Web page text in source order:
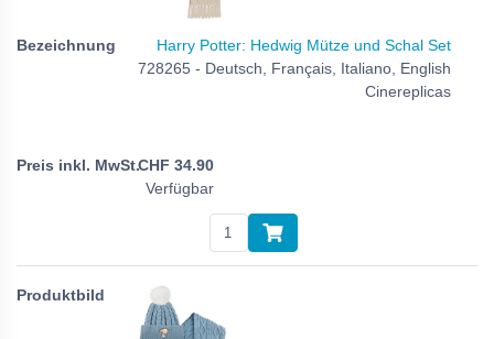
Harry Potter: Hedwig Mütze und Schal Set
728265 - Deutsch, Français, Italiano, English
Cinereplicas
CHF 34.90
Verfügbar